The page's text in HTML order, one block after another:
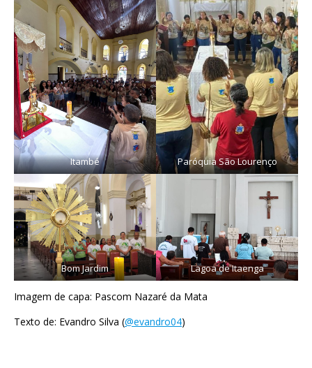
Itambé Paróquia São Lourenço
Bom Jardim Lagoa de Itaenga
Imagem de capa: Pascom Nazaré da Mata
Texto de: Evandro Silva (@evandro04)